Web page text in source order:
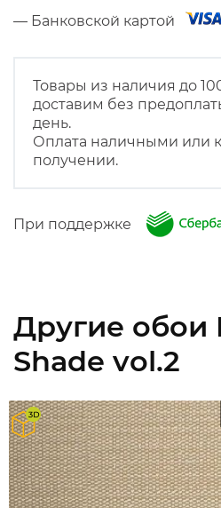
— Банковской картой
Товары из наличия до
доставим без
день.
Оплата наличными или
получении.
При поддержке
Другие обои
Shade vol.2